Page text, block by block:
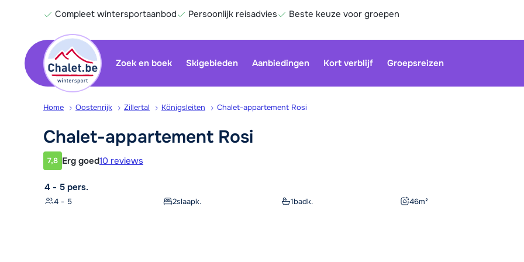
Compleet wintersportaanbod Persoonlijk reisadvies Beste keuze voor groepen
Zoek en boek Skigebieden Aanbiedingen Kort verblijf Groepsreizen
Home Oostenrijk Zillertal Königsleiten Chalet-appartement Rosi
Chalet-appartement Rosi
Klantwaardering
7,8 Erg goed10 reviews
4 - 5 pers.
4 - 5 2slaapk. 1badk. 46m²